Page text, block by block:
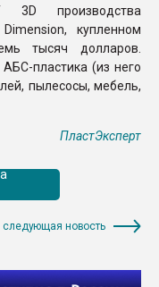
3D производства
купленном
тысяч долларов.
пластика (из него
пылесосы, мебель,
ПластЭксперт
следующая новость